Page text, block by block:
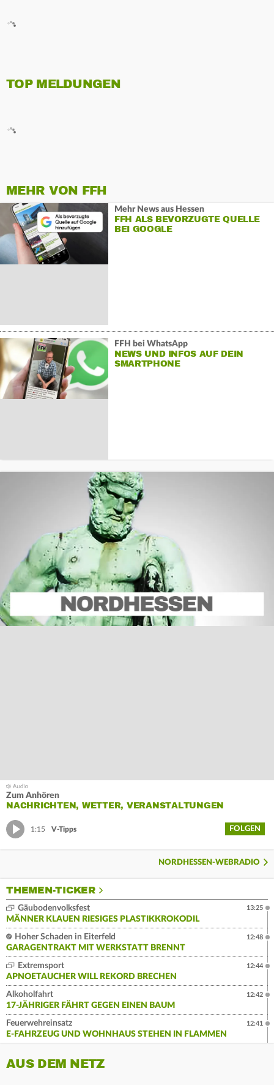
TOP MELDUNGEN
MEHR VON FFH
Mehr News aus Hessen
FFH ALS BEVORZUGTE QUELLE
BEI GOOGLE
FFH bei WhatsApp
NEWS UND INFOS AUF DEIN
SMARTPHONE
Zum Anhören
NACHRICHTEN, WETTER, VERANSTALTUNGEN
1:15 V-Tipps FOLGEN
NORDHESSEN-WEBRADIO
THEMEN-TICKER
Gäubodenvolksfest
MÄNNER KLAUEN RIESIGES PLASTIKKROKODIL
13:25
Hoher Schaden in Eiterfeld
GARAGENTRAKT MIT WERKSTATT BRENNT
12:48
Extremsport
APNOETAUCHER WILL REKORD BRECHEN
12:44
Alkoholfahrt
17-JÄHRIGER FÄHRT GEGEN EINEN BAUM
12:42
Feuerwehreinsatz
E-FAHRZEUG UND WOHNHAUS STEHEN IN FLAMMEN
12:41
AUS DEM NETZ